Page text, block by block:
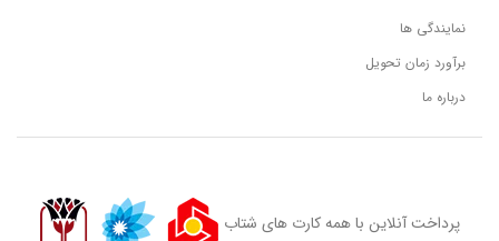
نمایندگی ها
برآورد زمان تحویل
درباره ما
پرداخت آنلاین با همه کارت های شتاب